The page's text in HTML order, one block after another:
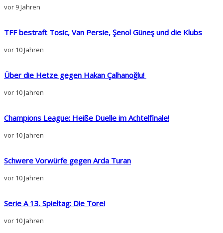
vor 9 Jahren
TFF bestraft Tosic, Van Persie, Şenol Güneş und die Klubs
vor 10 Jahren
Über die Hetze gegen Hakan Çalhanoğlu!
vor 10 Jahren
Champions League: Heiße Duelle im Achtelfinale!
vor 10 Jahren
Schwere Vorwürfe gegen Arda Turan
vor 10 Jahren
Serie A 13. Spieltag: Die Tore!
vor 10 Jahren